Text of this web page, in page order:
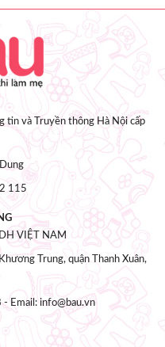
tin và Truyền thông Hà Nội cấp
115
VIỆT NAM
Trung, quận Thanh Xuân,
Email: info@bau.vn